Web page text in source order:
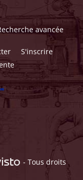
avancée
S'inscrire
- Tous droits